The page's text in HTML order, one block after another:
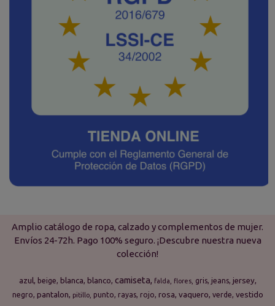
Amplio catálogo de ropa, calzado y complementos de mujer.
Envíos 24-72h. Pago 100% seguro. ¡Descubre nuestra nueva
colección!
azul beige blanca blanco camiseta falda flores gris jeans jersey
negro pantalon pitillo punto rayas rojo rosa vaquero verde vestido